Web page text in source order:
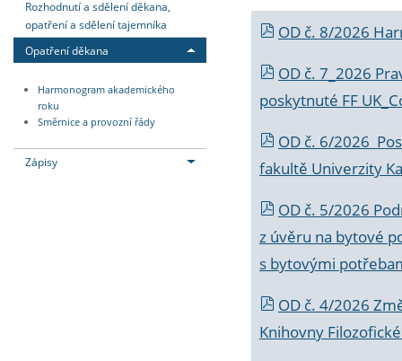
Rozhodnutí a sdělení děkana,
opatření a sdělení tajemníka
Opatření děkana
Harmonogram akademického
roku
Směrnice a provozní řády
Zápisy
OD č. 8/2026
OD č. 7_2026
poskytnuté FF
OD č. 6/2026
fakultě Univerzity
OD č. 5/2026
z úvěru na bytové
s bytovými
OD č. 4/2026
Knihovny